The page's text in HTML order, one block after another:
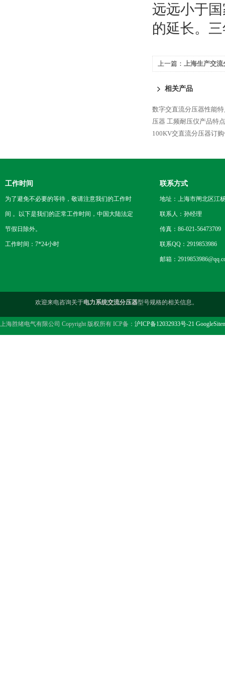
远远小于
的延长。
上一篇： 上海生产交流
相关产品
数字交直流分压器性能
压器 工频耐压仪产品特点
100KV交直流分压器订
工作时间
为了避免不必要的等待，敬请注意我们的工作时
间 。以下是我们的正常工作时间，中国大陆法定
节假日除外。
工作时间：7*24小时
联系方式
地址：上海市闸北区江
联系人：孙经理
传真：86-021-56473709
联系QQ：2919853986
邮箱：
欢迎来电咨询关于电力系统交流分压器型号规格的相关信息。
上海胜绪电气有限公司 Copyright 版权所有 ICP备： 沪ICP备12032933号-21